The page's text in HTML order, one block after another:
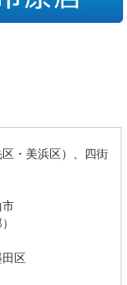
・美浜区）、四街
区